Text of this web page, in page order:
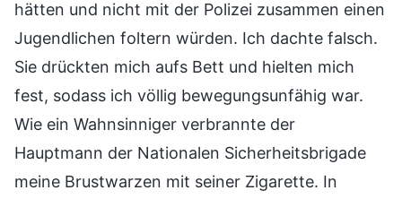
hätten und nicht mit der Polizei zusammen einen
Jugendlichen foltern würden. Ich dachte falsch.
Sie drückten mich aufs Bett und hielten mich
fest, sodass ich völlig bewegungsunfähig war.
Wie ein Wahnsinniger verbrannte der
Hauptmann der Nationalen Sicherheitsbrigade
meine Brustwarzen mit seiner Zigarette. In